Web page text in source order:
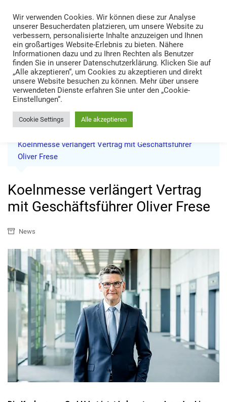
content
TRANS LOGISTIK NEWS
Technik • Kompetenz • Management
Koelnmesse verlängert Vertrag mit Geschäftsführer
Oliver Frese
Koelnmesse verlängert Vertrag
mit Geschäftsführer Oliver Frese
News
Wir verwenden Cookies. Wir können diese zur Analyse
unserer Besucherdaten platzieren, um unsere Website zu
verbessern, personalisierte Inhalte anzuzeigen und Ihnen
ein großartiges Website-Erlebnis zu bieten. Nähere
Informationen dazu und zu Ihren Rechten als Benutzer
finden Sie in unserer Datenschutzerklärung. Klicken Sie auf
„Alle akzeptieren“, um Cookies zu akzeptieren und direkt
unsere Website besuchen zu können. Mehr über unsere
verwendeten Dienste erfahren Sie unter den „Cookie-
Einstellungen“.
Cookie Settings Alle akzeptieren